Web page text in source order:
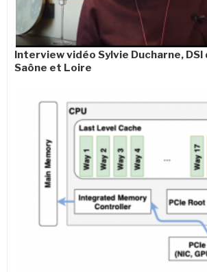
Interview vidéo Sylvie Ducharne, DSI
Saône et Loire